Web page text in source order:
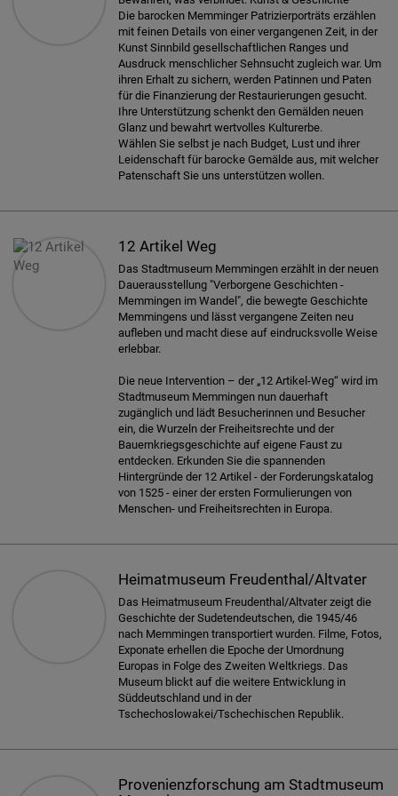
Die barocken Memminger Patrizierporträts erzählen
mit feinen Details von einer vergangenen Zeit, in der
Kunst Sinnbild gesellschaftlichen Ranges und
Ausdruck menschlicher Sehnsucht zugleich war. Um
ihren Erhalt zu sichern, werden Patinnen und Paten
für die Finanzierung der Restaurierungen gesucht.
Ihre Unterstützung schenkt den Gemälden neuen
Glanz und bewahrt wertvolles Kulturerbe.
Wählen Sie selbst je nach Budget, Lust und ihrer
Leidenschaft für barocke Gemälde aus, mit welcher
Patenschaft Sie uns unterstützen wollen.
12 Artikel Weg
Das Stadtmuseum Memmingen erzählt in der neuen
Dauerausstellung "Verborgene Geschichten -
Memmingen im Wandel", die bewegte Geschichte
Memmingens und lässt vergangene Zeiten neu
aufleben und macht diese auf eindrucksvolle Weise
erlebbar.
Die neue Intervention – der „12 Artikel-Weg“ wird im
Stadtmuseum Memmingen nun dauerhaft
zugänglich und lädt Besucherinnen und Besucher
ein, die Wurzeln der Freiheitsrechte und der
Bauernkriegsgeschichte auf eigene Faust zu
entdecken. Erkunden Sie die spannenden
Hintergründe der 12 Artikel - der Forderungskatalog
von 1525 - einer der ersten Formulierungen von
Menschen- und Freiheitsrechten in Europa.
Heimatmuseum Freudenthal/Altvater
Das Heimatmuseum Freudenthal/Altvater zeigt die
Geschichte der Sudetendeutschen, die 1945/46
nach Memmingen transportiert wurden. Filme, Fotos,
Exponate erhellen die Epoche der Umordnung
Europas in Folge des Zweiten Weltkriegs. Das
Museum blickt auf die weitere Entwicklung in
Süddeutschland und in der
Tschechoslowakei/Tschechischen Republik.
Provenienzforschung am Stadtmuseum